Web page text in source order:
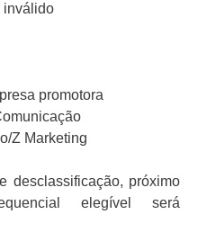
inválido
promotora
Z Marketing
desclassificação, próximo
elegível será